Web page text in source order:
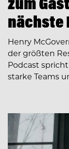
nächste
Henry
der größten
Podcast
starke Teams